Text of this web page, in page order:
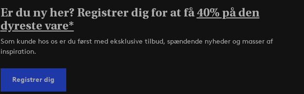
Er du ny her? Registrer dig for at få40% på den
dyreste vare*
Som kunde hos os er du først med eksklusive tilbud, spændende nyheder og masser af
inspiration.
Registrer dig